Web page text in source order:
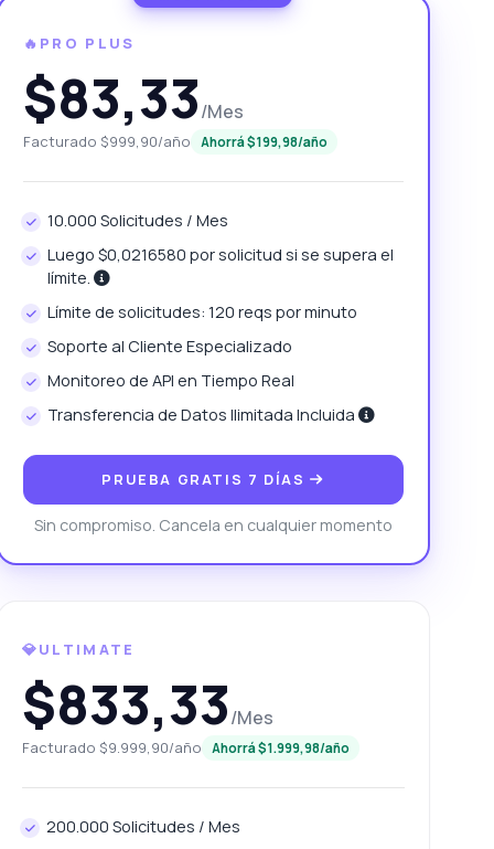
🔥PRO PLUS
$83,33/Mes
Facturado $999,90/año Ahorrá $199,98/año
10.000 Solicitudes / Mes
Luego $0,0216580 por solicitud si se supera el
límite.
Límite de solicitudes: 120 reqs por minuto
Soporte al Cliente Especializado
Monitoreo de API en Tiempo Real
Transferencia de Datos Ilimitada Incluida
PRUEBA GRATIS 7 DÍAS
Sin compromiso. Cancela en cualquier momento
💎ULTIMATE
$833,33/Mes
Facturado $9.999,90/año Ahorrá $1.999,98/año
200.000 Solicitudes / Mes